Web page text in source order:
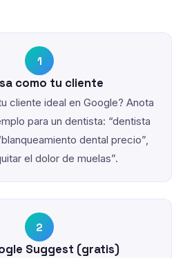
1
como tu cliente
cliente ideal en Google? Anota
para un dentista: “dentista
dental precio”,
el dolor de muelas”.
2
Suggest (gratis)